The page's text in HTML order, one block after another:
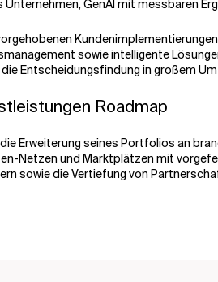
GenAI mit messbaren
sowie intelligente
Entscheidungsfindung in großem
Roadmap
Erweiterung seines Portfolios an
Netzen und Marktplätzen mit
sowie die Vertiefung von